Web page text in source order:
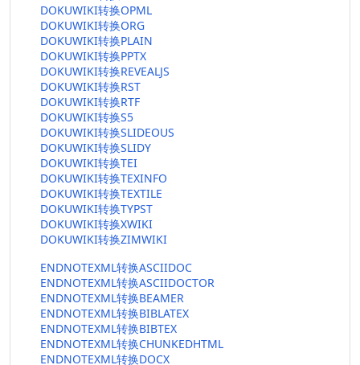
DOKUWIKI转换OPML
DOKUWIKI转换ORG
DOKUWIKI转换PLAIN
DOKUWIKI转换PPTX
DOKUWIKI转换REVEALJS
DOKUWIKI转换RST
DOKUWIKI转换RTF
DOKUWIKI转换S5
DOKUWIKI转换SLIDEOUS
DOKUWIKI转换SLIDY
DOKUWIKI转换TEI
DOKUWIKI转换TEXINFO
DOKUWIKI转换TEXTILE
DOKUWIKI转换TYPST
DOKUWIKI转换XWIKI
DOKUWIKI转换ZIMWIKI
ENDNOTEXML转换ASCIIDOC
ENDNOTEXML转换ASCIIDOCTOR
ENDNOTEXML转换BEAMER
ENDNOTEXML转换BIBLATEX
ENDNOTEXML转换BIBTEX
ENDNOTEXML转换CHUNKEDHTML
ENDNOTEXML转换DOCX